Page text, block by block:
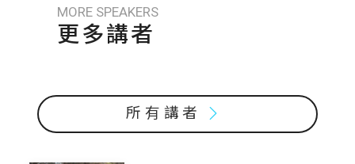
MORE SPEAKERS
更多講者
所有講者